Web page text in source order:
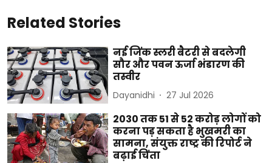
Related Stories
नई जिंक स्लरी बैटरी से बदलेगी
सौर और पवन ऊर्जा भंडारण की
तस्वीर
Dayanidhi 27 Jul 2026
2030 तक 51 से 52 करोड़ लोगों को
करना पड़ सकता है भुखमरी का
सामना, संयुक्त राष्ट्र की रिपोर्ट ने
बढ़ाई चिंता